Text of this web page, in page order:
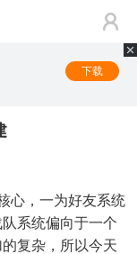
下载
心，一为好友系统
系统偏向于一个
复杂，所以今天